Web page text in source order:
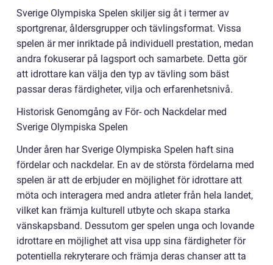
Sverige Olympiska Spelen skiljer sig åt i termer av
sportgrenar, åldersgrupper och tävlingsformat. Vissa
spelen är mer inriktade på individuell prestation, medan
andra fokuserar på lagsport och samarbete. Detta gör
att idrottare kan välja den typ av tävling som bäst
passar deras färdigheter, vilja och erfarenhetsnivå.
Historisk Genomgång av För- och Nackdelar med
Sverige Olympiska Spelen
Under åren har Sverige Olympiska Spelen haft sina
fördelar och nackdelar. En av de största fördelarna med
spelen är att de erbjuder en möjlighet för idrottare att
möta och interagera med andra atleter från hela landet,
vilket kan främja kulturell utbyte och skapa starka
vänskapsband. Dessutom ger spelen unga och lovande
idrottare en möjlighet att visa upp sina färdigheter för
potentiella rekryterare och främja deras chanser att ta